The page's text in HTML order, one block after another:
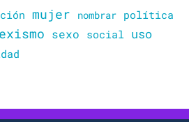
mujer nombrar política
sexo social uso